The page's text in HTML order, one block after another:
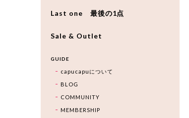
Last one 最後の1点
Sale & Outlet
GUIDE
capucapuについて
BLOG
COMMUNITY
MEMBERSHIP